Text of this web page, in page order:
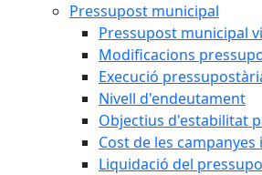
Pressupost municipal
Pressupost municipal
Modificacions
Execució
Nivell d'endeutament
Objectius d'estabilitat
Cost de les
Liquidació del